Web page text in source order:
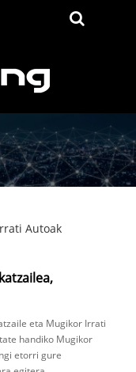
Autoak
eta Mugikor Irrati
handiko Mugikor
etorri gure